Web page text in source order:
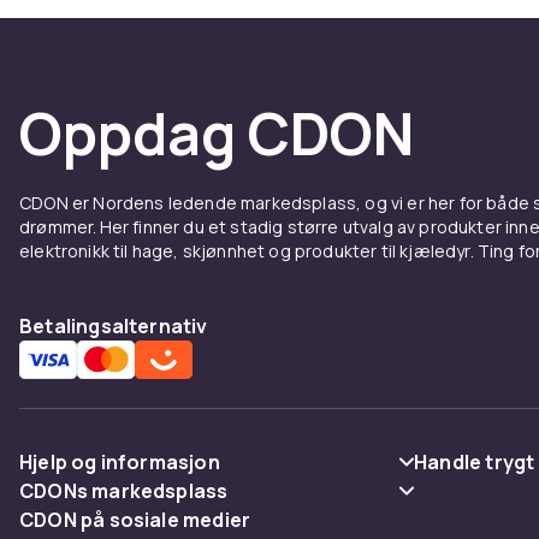
LED-
hjemmet
Så enten du
Oppdag CDON
CDON er Nordens ledende markedsplass, og vi er her for
drømmer. Her finner du et stadig større utvalg av produkter
elektronikk til hage, skjønnhet og produkter til kjæledyr. Ting
Betalingsalternativ
Hjelp og informasjon
Vanlige spørsmål
Handle trygt
CDONs markedsplass
Merchant Help Center
CDON på sosiale medier